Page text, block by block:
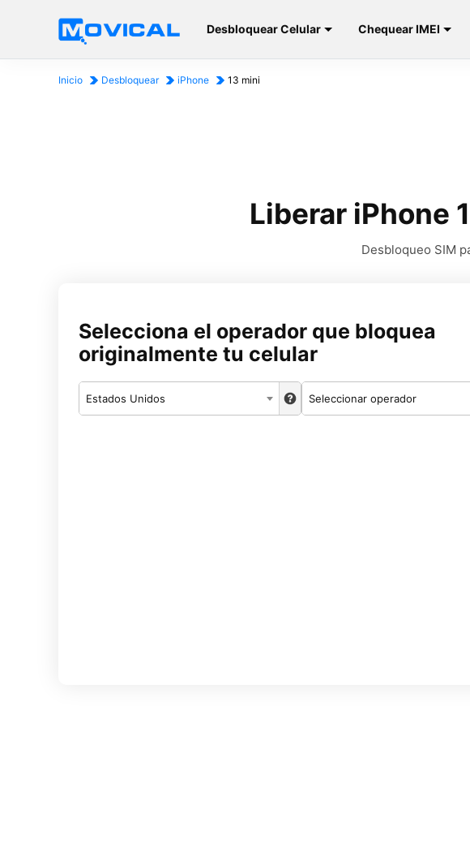
Desbloquear Celular Chequear IMEI
Inicio Desbloquear iPhone 13 mini
Liberar iPhone
Desbloqueo SIM
Selecciona el operador que bloquea
originalmente tu celular
Estados Unidos Seleccionar operador